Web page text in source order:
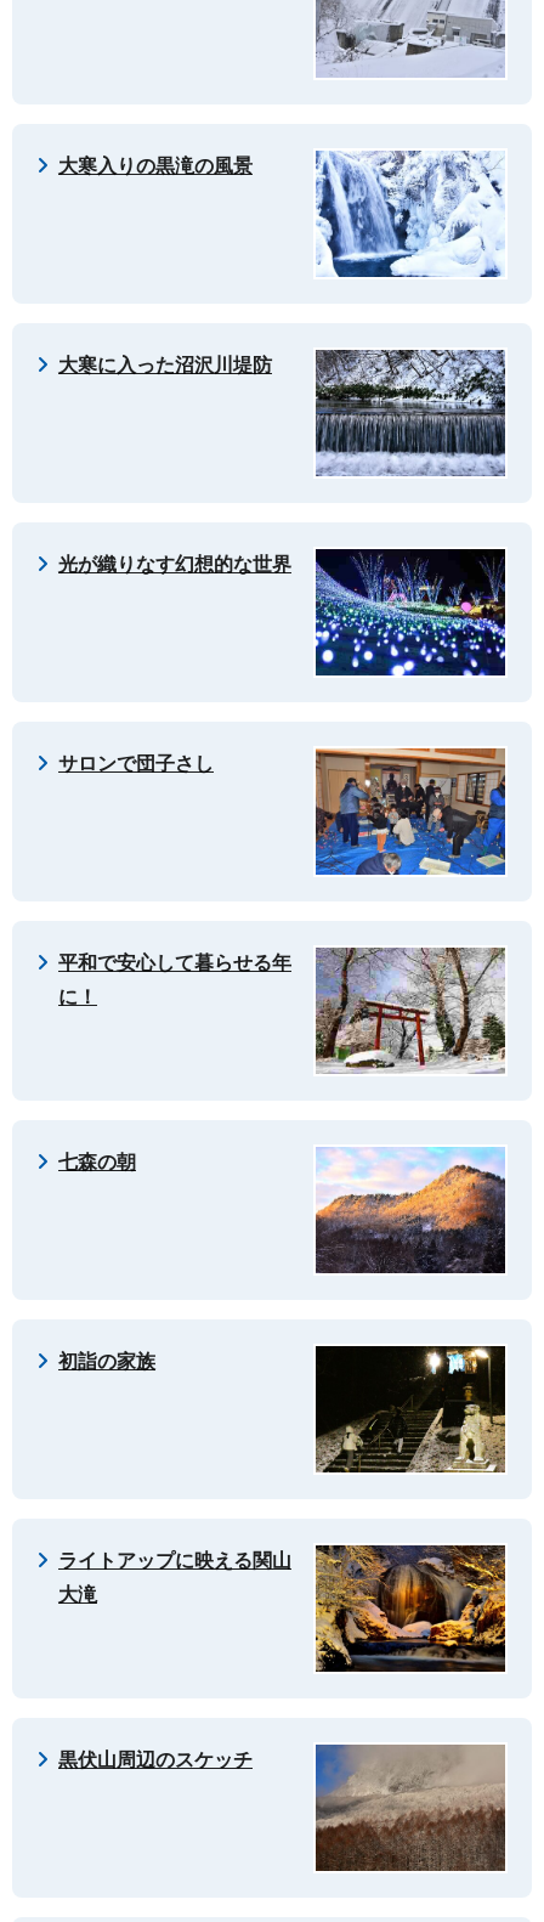
大寒入りの黒滝の風景
大寒に入った沼沢川堤防
光が織りなす幻想的な世界
サロンで団子さし
平和で安心して暮らせる年
に！
七森の朝
初詣の家族
ライトアップに映える関山
大滝
黒伏山周辺のスケッチ